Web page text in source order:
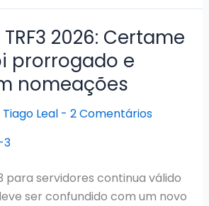
2026: Certame
prorrogado e
nomeações
Tiago Leal - 2 Comentários
para servidores continua válido
ser confundido com um novo